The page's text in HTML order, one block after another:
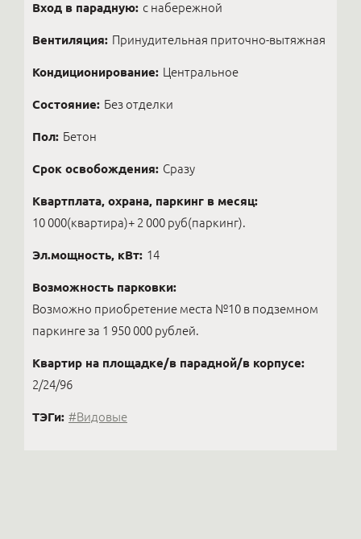
Вход в парадную: с набережной
Вентиляция: Принудительная приточно-вытяжная
Кондиционирование: Центральное
Состояние: Без отделки
Пол: Бетон
Срок освобождения: Сразу
Квартплата, охрана, паркинг в месяц:
10 000(квартира)+ 2 000 руб(паркинг).
Эл.мощность, кВт: 14
Возможность парковки:
Возможно приобретение места №10 в подземном
паркинге за 1 950 000 рублей.
Квартир на площадке/в парадной/в корпусе:
2/24/96
ТЭГи: #Видовые